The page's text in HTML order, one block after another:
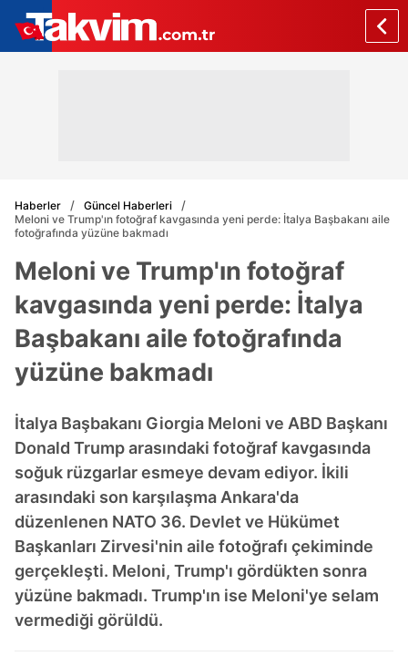
Haberler
Güncel Haberleri
Meloni ve Trump'ın fotoğraf kavgasında yeni perde: İtalya Başbakanı aile
fotoğrafında yüzüne bakmadı
Meloni ve Trump'ın fotoğraf
kavgasında yeni perde: İtalya
Başbakanı aile fotoğrafında
yüzüne bakmadı
İtalya Başbakanı Giorgia Meloni ve ABD Başkanı
Donald Trump arasındaki fotoğraf kavgasında
soğuk rüzgarlar esmeye devam ediyor. İkili
arasındaki son karşılaşma Ankara'da
düzenlenen NATO 36.⁠ ⁠Devlet ve Hükümet
Başkanları Zirvesi'nin aile fotoğrafı çekiminde
gerçekleşti. Meloni, Trump'ı gördükten sonra
yüzüne bakmadı. Trump'ın ise Meloni'ye selam
vermediği görüldü.